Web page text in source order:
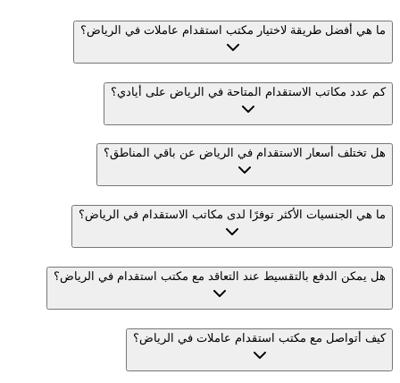
ما هي أفضل طريقة لاختيار مكتب استقدام عاملات في الرياض؟
كم عدد مكاتب الاستقدام المتاحة في الرياض على أيادي؟
هل تختلف أسعار الاستقدام في الرياض عن باقي المناطق؟
ما هي الجنسيات الأكثر توفرًا لدى مكاتب الاستقدام في الرياض؟
هل يمكن الدفع بالتقسيط عند التعاقد مع مكتب استقدام في الرياض؟
كيف أتواصل مع مكتب استقدام عاملات في الرياض؟